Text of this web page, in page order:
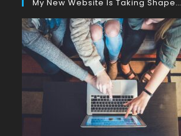
My New Website Is Taking Shape…